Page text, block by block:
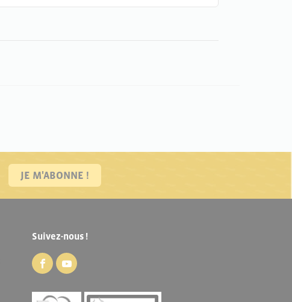
JE M'ABONNE !
Suivez-nous !